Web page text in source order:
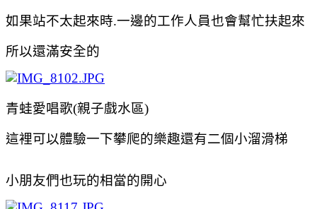
如果站不太起來時.一邊的工作人員也會幫忙扶起來
所以還滿安全的
青蛙愛唱歌(親子戲水區)
這裡可以體驗一下攀爬的樂趣還有二個小溜滑梯
小朋友們也玩的相當的開心